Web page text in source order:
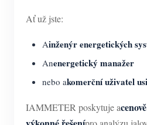
Ať už jste:
Ainženýr energetických
Anenergetický manažer
nebo akomerční uživatel
IAMMETER poskytuje a